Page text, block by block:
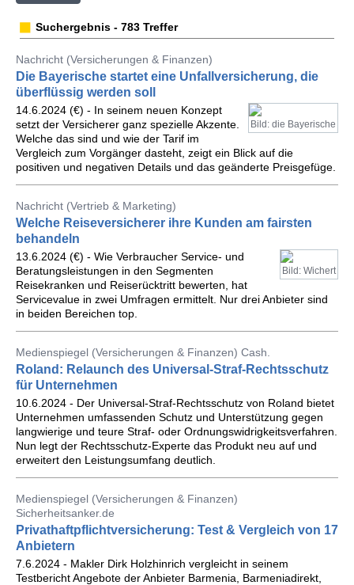
Suchergebnis - 783 Treffer
Nachricht (Versicherungen & Finanzen)
Die Bayerische startet eine Unfallversicherung, die
überflüssig werden soll
Bild: die Bayerische
14.6.2024 (€) - In seinem neuen Konzept
setzt der Versicherer ganz spezielle Akzente.
Welche das sind und wie der Tarif im
Vergleich zum Vorgänger dasteht, zeigt ein Blick auf die
positiven und negativen Details und das geänderte Preisgefüge.
Nachricht (Vertrieb & Marketing)
Welche Reiseversicherer ihre Kunden am fairsten
behandeln
Bild: Wichert
13.6.2024 (€) - Wie Verbraucher Service- und
Beratungsleistungen in den Segmenten
Reisekranken und Reiserücktritt bewerten, hat
Servicevalue in zwei Umfragen ermittelt. Nur drei Anbieter sind
in beiden Bereichen top.
Medienspiegel (Versicherungen & Finanzen) Cash.
Roland: Relaunch des Universal-Straf-Rechtsschutz
für Unternehmen
10.6.2024 - Der Universal-Straf-Rechtsschutz von Roland bietet
Unternehmen umfassenden Schutz und Unterstützung gegen
langwierige und teure Straf- oder Ordnungswidrigkeitsverfahren.
Nun legt der Rechtsschutz-Experte das Produkt neu auf und
erweitert den Leistungsumfang deutlich.
Medienspiegel (Versicherungen & Finanzen)
Sicherheitsanker.de
Privathaftpflichtversicherung: Test & Vergleich von 17
Anbietern
7.6.2024 - Makler Dirk Holzhinrich vergleicht in seinem
Testbericht Angebote der Anbieter Barmenia, Barmeniadirekt,